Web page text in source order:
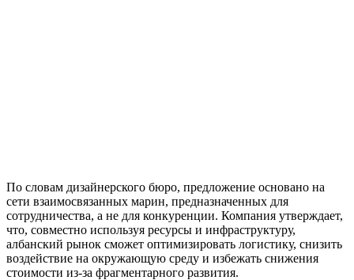
По словам дизайнерского бюро, предложение основано на
сети взаимосвязанных марин, предназначенных для
сотрудничества, а не для конкуренции. Компания утверждает,
что, совместно используя ресурсы и инфраструктуру,
албанский рынок сможет оптимизировать логистику, снизить
воздействие на окружающую среду и избежать снижения
стоимости из-за фрагментарного развития.